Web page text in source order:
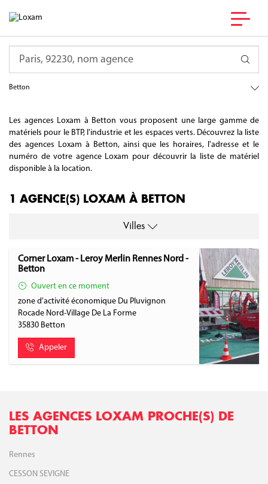
Betton
Les agences Loxam à Betton vous proposent une large gamme de
matériels pour le BTP, l'industrie et les espaces verts. Découvrez la liste
des agences Loxam à Betton, ainsi que les horaires, l'adresse et le
numéro de votre agence Loxam pour découvrir la liste de matériel
disponible à la location.
1 AGENCE(S) LOXAM À BETTON
Villes
Corner Loxam - Leroy Merlin Rennes Nord -
Betton
Ouvert en ce moment
zone d'activité économique Du Pluvignon
Rocade Nord-Village De La Forme
35830 Betton
Appeler
LES AGENCES LOXAM PROCHE(S) DE
BETTON
Rennes
CESSON SEVIGNE